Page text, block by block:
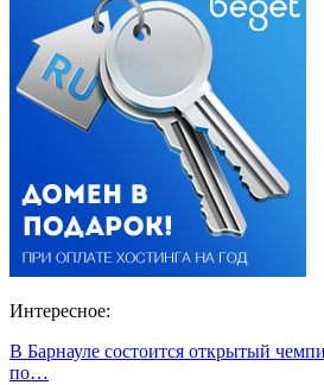
Интересное:
В Барнауле состоится открытый
по…